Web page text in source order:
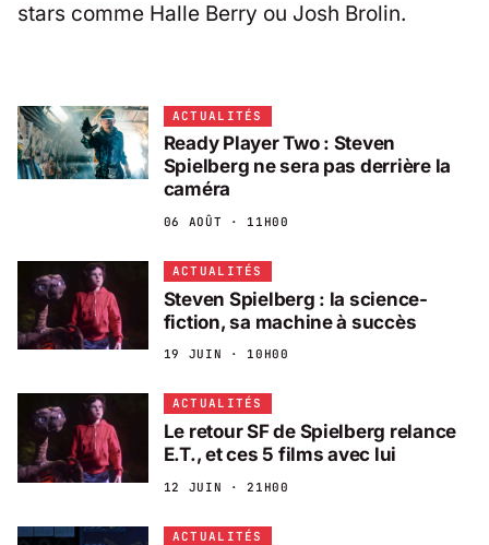
stars comme Halle Berry ou Josh Brolin.
ACTUALITÉS
Ready Player Two : Steven
Spielberg ne sera pas derrière la
caméra
06 AOÛT · 11H00
ACTUALITÉS
Steven Spielberg : la science-
fiction, sa machine à succès
19 JUIN · 10H00
ACTUALITÉS
Le retour SF de Spielberg relance
E.T., et ces 5 films avec lui
12 JUIN · 21H00
ACTUALITÉS